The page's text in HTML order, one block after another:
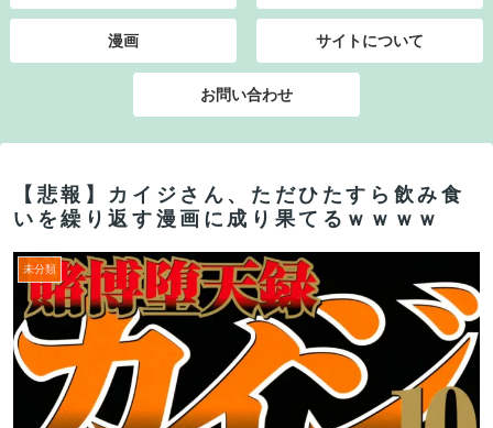
漫画 サイトについて
お問い合わせ
【悲報】カイジさん、ただひたすら飲み食
いを繰り返す漫画に成り果てるｗｗｗｗ
未分類